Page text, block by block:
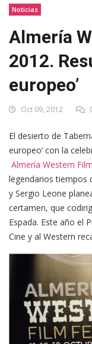
Noticias
Almería
2012.
europeo’
Oct 09, 2012
El desierto de
europeo’ con la
Almería Western
legendarios tiempos
y Sergio Leone
certamen, que
Espada. Este año el
Cine y al Western